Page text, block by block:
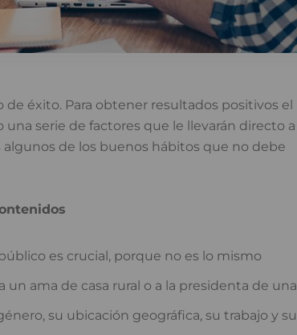
éxito. Para obtener resultados positivos el
serie de factores que le llevarán directo a
de los buenos hábitos que no debe
es crucial, porque no es lo mismo
ama de casa rural o a la presidenta de una
su ubicación geográfica, su trabajo y su